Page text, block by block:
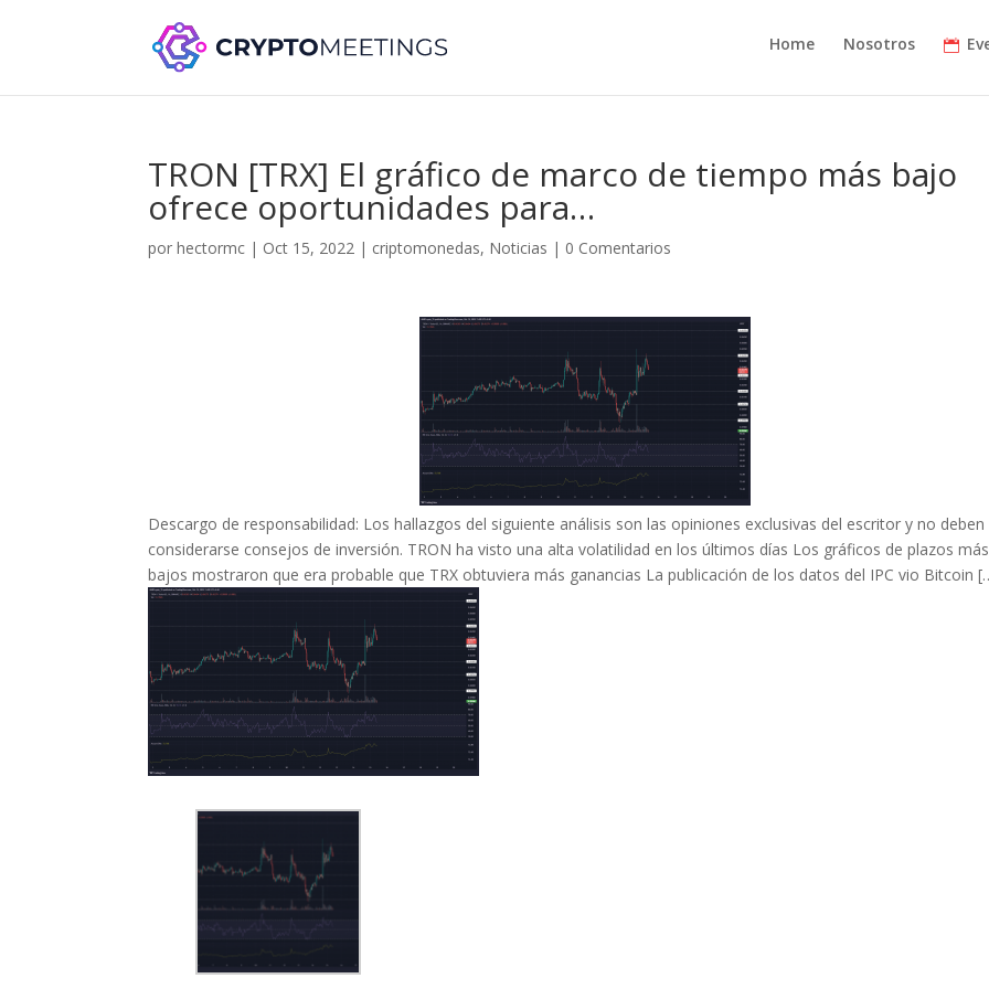
Home Nosotros
TRON [TRX] El gráfico de marco de tiempo más bajo
ofrece oportunidades para…
porhectormc | Oct 15, 2022 | criptomonedas, Noticias | 0 Comentarios
Descargo de responsabilidad: Los hallazgos del siguiente análisis son las opiniones exclusivas del escritor y no deben
considerarse consejos de inversión. TRON ha visto una alta volatilidad en los últimos días Los gráficos de plazos más
bajos mostraron que era probable que TRX obtuviera más ganancias La publicación de los datos del IPC vio Bitcoin